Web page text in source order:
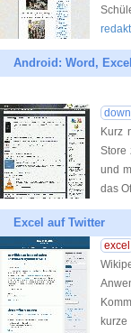
Android: Word,
Kurz
Store
und
das
Excel auf Twitter
excel